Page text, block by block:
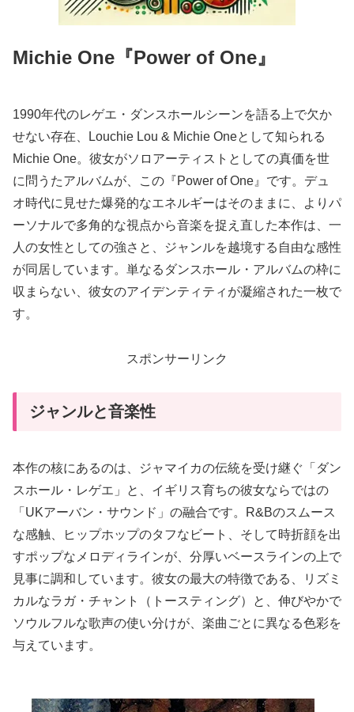
Michie One『Power of One』
1990年代のレゲエ・ダンスホールシーンを語る上で欠か
せない存在、Louchie Lou & Michie Oneとして知られる
Michie One。彼女がソロアーティストとしての真価を世
に問うたアルバムが、この『Power of One』です。デュ
オ時代に見せた爆発的なエネルギーはそのままに、よりパ
ーソナルで多角的な視点から音楽を捉え直した本作は、一
人の女性としての強さと、ジャンルを越境する自由な感性
が同居しています。単なるダンスホール・アルバムの枠に
収まらない、彼女のアイデンティティが凝縮された一枚で
す。
スポンサーリンク
ジャンルと音楽性
本作の核にあるのは、ジャマイカの伝統を受け継ぐ「ダン
スホール・レゲエ」と、イギリス育ちの彼女ならではの
「UKアーバン・サウンド」の融合です。R&Bのスムース
な感触、ヒップホップのタフなビート、そして時折顔を出
すポップなメロディラインが、分厚いベースラインの上で
見事に調和しています。彼女の最大の特徴である、リズミ
カルなラガ・チャント（トースティング）と、伸びやかで
ソウルフルな歌声の使い分けが、楽曲ごとに異なる色彩を
与えています。